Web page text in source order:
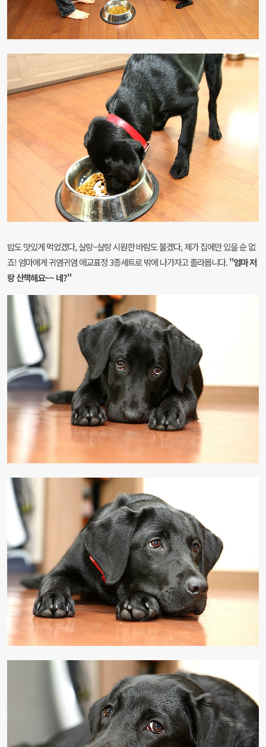
밥도 맛있게 먹었겠다, 살랑~살랑 시원한 바람도 불겠다, 제가 집에만 있을 순 없
죠! 엄마에게 귀염귀염 애교표정 3종세트로 밖에 나가자고 졸라봅니다."엄마 저
랑 산책해요~~ 네?"